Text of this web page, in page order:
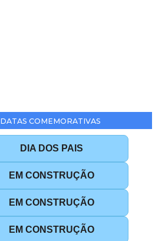
DATAS COMEMORATIVAS
DIA DOS PAIS
EM CONSTRUÇÃO
EM CONSTRUÇÃO
EM CONSTRUÇÃO